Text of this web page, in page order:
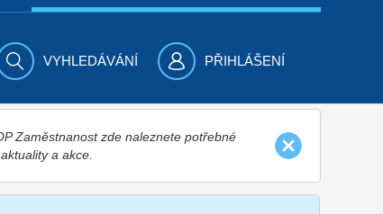
VYHLEDÁVÁNÍ PŘIHLÁŠENÍ
Zaměstnanost zde naleznete potřebné
a akce.